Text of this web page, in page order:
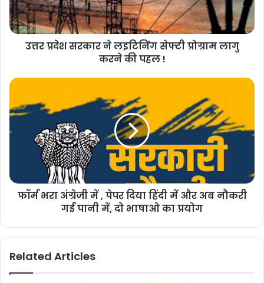
उत्तर प्रदेश सरकार ने लइटिनिंग सेफ्टी प्रोग्राम लागु
करने की पहल !
फॉर्म भरा अंग्रेजी में , पेपर दिया हिंदी में और अब नौकरी
गई पानी में, दो भाषाओ का प्रयोग
Related Articles